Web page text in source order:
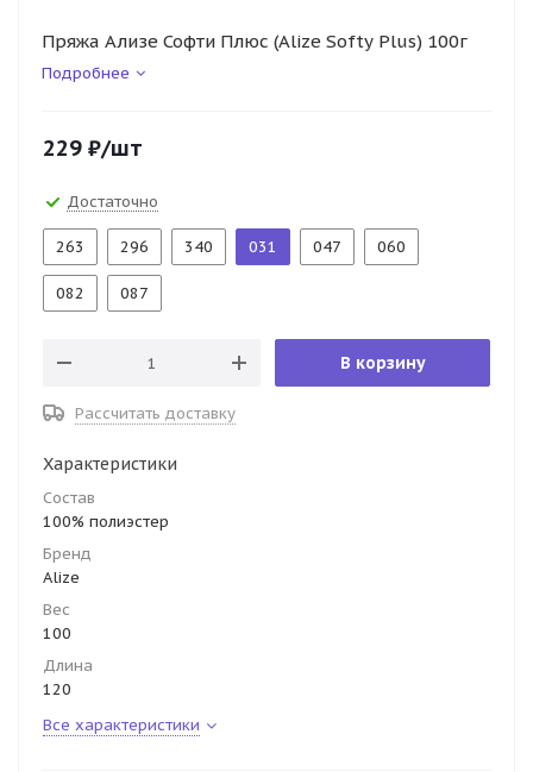
Пряжа Ализе Софти Плюс (Alize Softy Plus) 100г
Подробнее
229 ₽/шт
Достаточно
263 296 340 031 047 060
082 087
В корзину
Рассчитать доставку
Характеристики
Состав
100% полиэстер
Бренд
Alize
Вес
100
Длина
120
Все характеристики